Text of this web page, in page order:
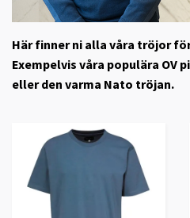
Här finner ni alla våra tröjor
Exempelvis våra populära OV
eller den varma Nato tröjan.